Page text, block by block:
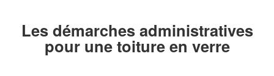
Les démarches administratives
pour une toiture en verre